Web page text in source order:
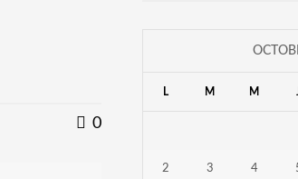
0
L M M
2 3 4